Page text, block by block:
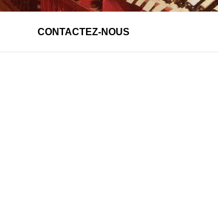
CONTACTEZ-NOUS